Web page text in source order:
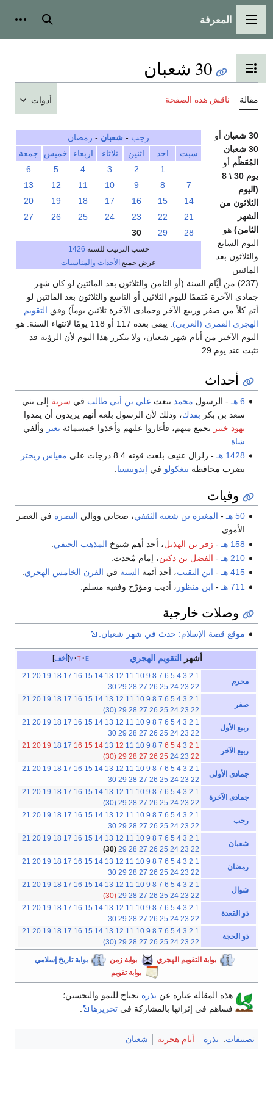
القائمة الرئيسية
المعرفة بحث
تبديل عرض جدول المحتويات
30 شعبان
مقالة ناقش هذه الصفحة أدوات
رجب - شعبان - رمضان
سبت
احد اثنين ثلاثاء اربعاء خميس
جمعة
1
2
3
4
5
6
7
8
9
10
11
12
13
14
15
16
17
18
19
20
21
22
23
24
25
26
27
28
29
30
حسب الترتيب للسنة 1426
عرض جميع الأحداث والمناسبات
30 شعبان
أو
30 شعبان
المُعَظّم أو
يوم 30 \ 8
(اليوم
الثلاثون من
الشهر
الثامن) هو
اليوم السابع
والثلاثون بعد
المائتين
(237) من أيَّام السنة (أو الثامن والثلاثون بعد المائتين لو كان شهر
جمادى الآخرة مُتممًا لليوم الثلاثين أو التاسع والثلاثون بعد المائتين لو
أتم كلاً من صفر وربيع الآخر وجمادى الآخرة ثلاثين يوماً) وفق التقويم
الهجري القمري (العربي)
. يبقى بعده 117 أو 118 يومًا لانتهاء السنة. هو
اليوم الآخير من أيام شهر شعبان، ولا يتكرر هذا اليوم لأن الرؤية قد
تثبت عند يوم 29.
أحداث
6 هـ - الرسول محمد يبعث علي بن أبي طالب في سرية إلى بني
سعد بن بكر بفدك، وذلك لأن الرسول بلغه أنهم يريدون أن يمدوا
يهود خيبر بجمع منهم، فأغاروا عليهم وأخذوا خمسمائة بعير وألفي
شاة
1428 هـ
- زلزال عنيف بلغت قوته 8.4 درجات على
مقياس ريختر
يضرب محافظة بنغكولو في إندونيسيا
وفيات
50 هـ - المغيرة بن شعبة الثقفي، صحابي ووالي البصرة في العصر
الأموي.
158 هـ
- زفر بن الهذيل، أحد أهم شيوخ المذهب الحنفي
210 هـ
- الفضل بن دكين، إمام مُحدث.
415 هـ
- ابن النقيب، أحد أئمة السنة في القرن الخامس الهجري.
711 هـ
- ابن منظور ، أديب ومؤرّخ وفقيه مسلم.
وصلات خارجية
موقع قصة الإسلام: حدث في شهر شعبان.
أخف v t e أشهر التقويم الهجري
محرم
1
2
3
4
5
6
7
8
9
10
11
12
13
14
15
16
17
18
19
20
21
22
23
24
25
26
27
28
29
30
صفر
1
2
3
4
5
6
7
8
9
10
11
12
13
14
15
16
17
18
19
20
21
22
23
24
25
26
27
28
29
(30)
ربيع الأول
1
2
3
4
5
6
7
8
9
10
11
12
13
14
15
16
17
18
19
20
21
22
23
24
25
26
27
28
29
30
ربيع الآخر
1
2
3
4
5
6
7
8
9
10
11
12
13
14
15
16
17
18
19
20
21
22
23
24
25
26
27
28
29
(30)
جمادى الأولى
1
2
3
4
5
6
7
8
9
10
11
12
13
14
15
16
17
18
19
20
21
22
23
24
25
26
27
28
29
30
جمادى الآخرة
1
2
3
4
5
6
7
8
9
10
11
12
13
14
15
16
17
18
19
20
21
22
23
24
25
26
27
28
29
(30)
رجب
1
2
3
4
5
6
7
8
9
10
11
12
13
14
15
16
17
18
19
20
21
22
23
24
25
26
27
28
29
30
شعبان
1
2
3
4
5
6
7
8
9
10
11
12
13
14
15
16
17
18
19
20
21
22
23
24
25
26
27
28
29
(30)
رمضان
1
2
3
4
5
6
7
8
9
10
11
12
13
14
15
16
17
18
19
20
21
22
23
24
25
26
27
28
29
30
شوال
1
2
3
4
5
6
7
8
9
10
11
12
13
14
15
16
17
18
19
20
21
22
23
24
25
26
27
28
29
(30)
ذو القعدة
1
2
3
4
5
6
7
8
9
10
11
12
13
14
15
16
17
18
19
20
21
22
23
24
25
26
27
28
29
30
ذو الحجة
1
2
3
4
5
6
7
8
9
10
11
12
13
14
15
16
17
18
19
20
21
22
23
24
25
26
27
28
29
(30)
بوابة التقويم الهجري بوابة زمن
بوابة تاريخ إسلامي
بوابة تقويم
هذه المقالة عبارة عن بذرة تحتاج للنمو والتحسين؛
فساهم في إثرائها بالمشاركة في تحريرها
تصنيفات: بذرة أيام هجرية شعبان